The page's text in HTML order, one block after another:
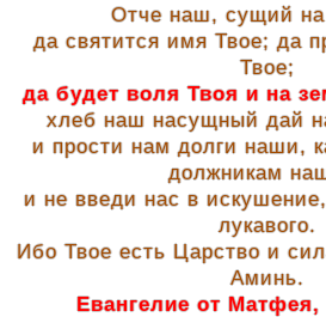
Отче наш, сущий на
да святится имя Твое; да
Твое;
да будет воля Твоя и на
хлеб наш насущный дай
и прости нам долги наши,
должникам
и не введи нас в
лукавого.
Ибо Твое есть Царство и
Аминь.
Евангелие от Матфея,